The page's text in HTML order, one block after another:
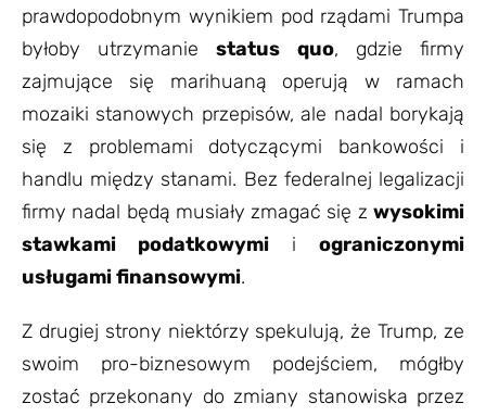
prawdopodobnym wynikiem pod rządami Trumpa
byłoby utrzymaniestatus quo, gdzie firmy
zajmujące się marihuaną operują w ramach
mozaiki stanowych przepisów, ale nadal borykają
się z problemami dotyczącymi bankowości i
handlu między stanami. Bez federalnej legalizacji
firmy nadal będą musiały zmagać się z wysokimi
stawkami podatkowymi i ograniczonymi
usługami finansowymi.
Z drugiej strony niektórzy spekulują, że Trump, ze
swoim pro-biznesowym podejściem, mógłby
zostać przekonany do zmiany stanowiska przez